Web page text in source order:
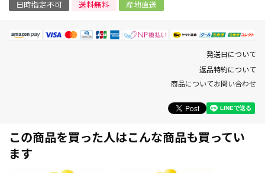
日時指定不可 送料無料 産地直送
発送日について
返品特約について
商品についてお問い合わせ
この商品を買った人はこんな商品も買ってい
ます